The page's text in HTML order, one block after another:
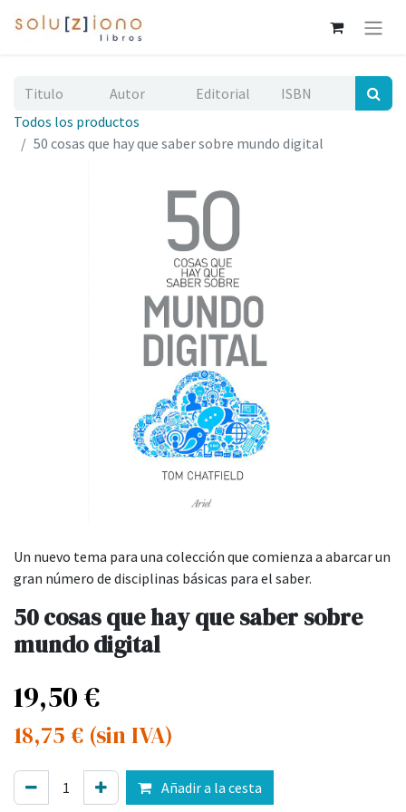
Todos los productos
50 cosas que hay que saber sobre mundo digital
Un nuevo tema para una colección que comienza a abarcar un
gran número de disciplinas básicas para el saber.
50 cosas que hay que saber sobre
mundo digital
19,50€
18,75 € (sin IVA)
Añadir a la cesta